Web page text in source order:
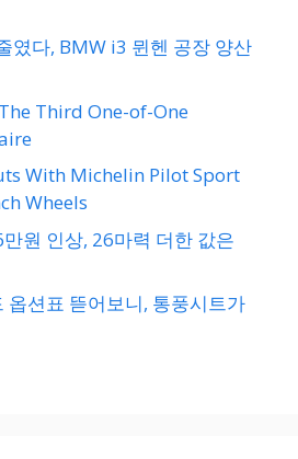
였다, BMW i3 뮌헨 공장 양산
Third One-of-One
With Michelin Pilot Sport
Wheels
원 인상, 26마력 더한 값은
옵션표 뜯어보니, 통풍시트가